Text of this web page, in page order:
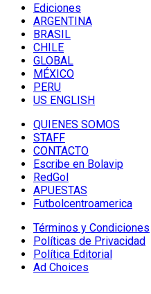
Ediciones
ARGENTINA
BRASIL
CHILE
GLOBAL
MÉXICO
PERU
US ENGLISH
QUIENES SOMOS
STAFF
CONTACTO
Escribe en Bolavip
RedGol
APUESTAS
Futbolcentroamerica
Términos y Condiciones
Políticas de Privacidad
Política Editorial
Ad Choices